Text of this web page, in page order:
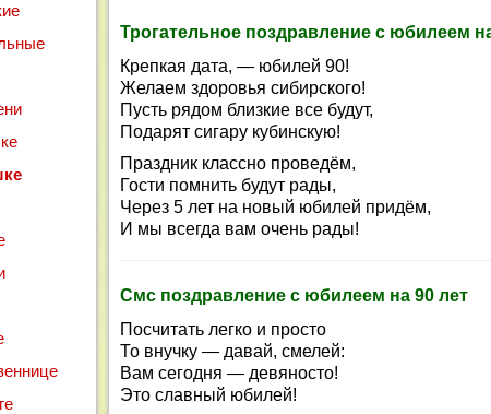
Трогательное поздравление с юбилеем
Крепкая дата, — юбилей 90!
Желаем здоровья сибирского!
Пусть рядом близкие все будут,
Подарят сигару кубинскую!
Праздник классно проведём,
Гости помнить будут рады,
Через 5 лет на новый юбилей придём,
И мы всегда вам очень рады!
Смс поздравление с юбилеем на 90 лет
Посчитать легко и просто
То внучку — давай, смелей:
Вам сегодня — девяносто!
Это славный юбилей!